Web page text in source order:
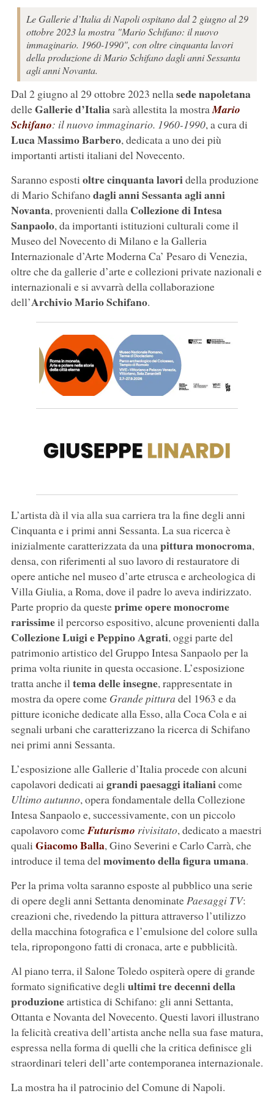
Le Gallerie d’Italia di Napoli ospitano dal 2 giugno al 29
ottobre 2023 la mostra "Mario Schifano: il nuovo
immaginario. 1960-1990", con oltre cinquanta lavori
della produzione di Mario Schifano dagli anni Sessanta
agli anni Novanta.
Dal 2 giugno al 29 ottobre 2023 nellasede napoletana
delleGallerie d’Italiasarà allestita la mostraMario
Schifano: il nuovo immaginario. 1960-1990, a cura di
Luca MassimoBarbero, dedicata a uno dei più
importanti artisti italiani del Novecento.
Saranno esposti oltre cinquanta lavoridella produzione
di Mario Schifanodagli anni Sessanta agli anni
Novanta, provenienti dalla Collezione di Intesa
Sanpaolo, da importanti istituzioni culturali come il
Museo del Novecento di Milano e la Galleria
Internazionale d’Arte Moderna Ca’ Pesaro di Venezia,
oltre che da gallerie d’arte e collezioni private nazionali e
internazionali e si avvarrà della collaborazione
dell’Archivio Mario Schifano.
L’artista dà il via alla sua carriera tra la fine degli anni
Cinquanta e i primi anni Sessanta. La sua ricerca è
inizialmente caratterizzata da unapittura monocroma,
densa, con riferimenti al suo lavoro di restauratore di
opere antiche nel museo d’arte etrusca e archeologica di
Villa Giulia, a Roma, dove il padre lo aveva indirizzato.
Parte proprio da questeprime opere monocrome
rarissimeil percorso espositivo, alcune provenienti dalla
Collezione Luigi e Peppino Agrati, oggi parte del
patrimonio artistico del Gruppo Intesa Sanpaolo per la
prima volta riunite in questa occasione. L’esposizione
tratta anche iltema delle insegne, rappresentate in
mostra da opere come Grande pittura del 1963 e da
pitture iconiche dedicate alla Esso, alla Coca Cola e ai
segnali urbani che caratterizzano la ricerca di Schifano
nei primi anni Sessanta.
L’esposizione alle Gallerie d’Italia procede con alcuni
capolavori dedicati ai grandi paesaggi italianicome
Ultimo autunno, opera fondamentale della Collezione
Intesa Sanpaolo e, successivamente, con un piccolo
capolavoro comeFuturismo rivisitato, dedicato a maestri
quali Giacomo Balla, Gino Severini e Carlo Carrà, che
introduce il tema delmovimento della figura umana.
Per la prima volta saranno esposte al pubblico una serie
di opere degli anni Settanta denominatePaesaggi TV:
creazioni che, rivedendo la pittura attraverso l’utilizzo
della macchina fotografica e l’emulsione del colore sulla
tela, ripropongono fatti di cronaca, arte e pubblicità.
Al piano terra, il Salone Toledo ospiterà opere di grande
formato significative degli ultimi tre decenni della
produzioneartistica di Schifano: gli anni Settanta,
Ottanta e Novanta del Novecento. Questi lavori illustrano
la felicità creativa dell’artista anche nella sua fase matura,
espressa nella forma di quelli che la critica definisce gli
straordinari teleri dell’arte contemporanea internazionale.
La mostra ha il patrocinio del Comune di Napoli.